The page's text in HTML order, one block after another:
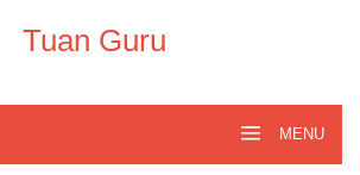
Tuan Guru
MENU